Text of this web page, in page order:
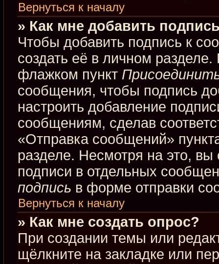
Вернуться к началу
» Как мне добавить
Чтобы добавить подпись к
создать её в личном
флажком пункт
сообщения, чтобы подпись
настроить добавление
сообщениям, сделав
«Отправка сообщений»
разделе. Несмотря на это,
подписи в отдельных
подпись в форме отправки
Вернуться к началу
» Как мне создать опрос?
При создании темы или
щёлкните на закладке или